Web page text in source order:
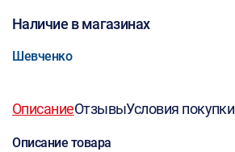
Наличие в магазинах
Шевченко
ОписаниеОтзывыУсловия покупки
Описание товара